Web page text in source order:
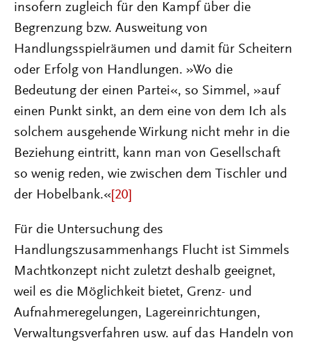
insofern zugleich für den Kampf über die
Begrenzung bzw. Ausweitung von
Handlungsspielräumen und damit für Scheitern
oder Erfolg von Handlungen. »Wo die
Bedeutung der einen Partei«, so Simmel, »auf
einen Punkt sinkt, an dem eine von dem Ich als
solchem ausgehende Wirkung nicht mehr in die
Beziehung eintritt, kann man von Gesellschaft
so wenig reden, wie zwischen dem Tischler und
der Hobelbank.« [20]
Für die Untersuchung des
Handlungszusammenhangs Flucht ist Simmels
Machtkonzept nicht zuletzt deshalb geeignet,
weil es die Möglichkeit bietet, Grenz- und
Aufnahmeregelungen, Lagereinrichtungen,
Verwaltungsverfahren usw. auf das Handeln von